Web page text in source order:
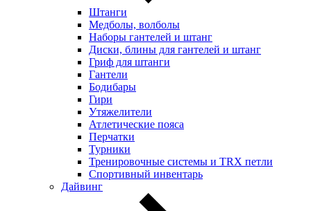
Штанги
Медболы, волболы
Наборы гантелей и штанг
Диски, блины для гантелей и штанг
Гриф для штанги
Гантели
Бодибары
Гири
Утяжелители
Атлетические пояса
Перчатки
Турники
Тренировочные системы и TRX петли
Спортивный инвентарь
Дайвинг